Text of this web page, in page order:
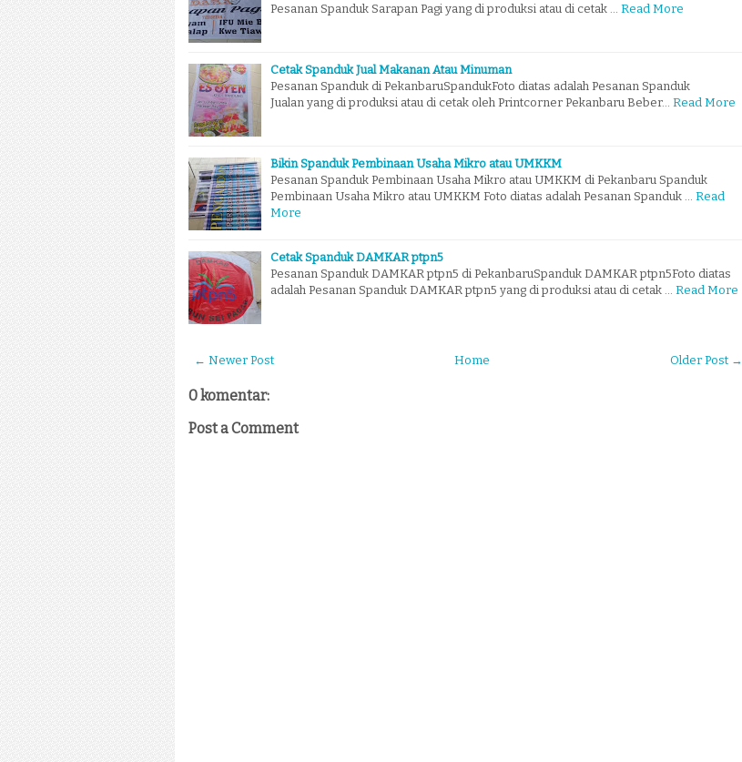
Pesanan Spanduk Sarapan Pagi yang di produksi atau di cetak …
Read More
Cetak Spanduk Jual Makanan Atau Minuman
Pesanan Spanduk di PekanbaruSpandukFoto diatas adalah Pesanan Spanduk
Jualan yang di produksi atau di cetak oleh Printcorner Pekanbaru Beber…
Read More
Bikin Spanduk Pembinaan Usaha Mikro atau UMKKM
Pesanan Spanduk Pembinaan Usaha Mikro atau UMKKM di Pekanbaru Spanduk
Pembinaan Usaha Mikro atau UMKKM Foto diatas adalah Pesanan Spanduk …
Read
More
Cetak Spanduk DAMKAR ptpn5
Pesanan Spanduk DAMKAR ptpn5 di PekanbaruSpanduk DAMKAR ptpn5Foto diatas
adalah Pesanan Spanduk DAMKAR ptpn5 yang di produksi atau di cetak …
Read More
← Newer Post Older Post →
Home
0 komentar:
Post a Comment